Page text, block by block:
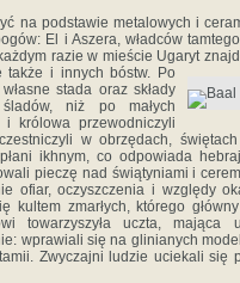
na podstawie metalowych i
El i Aszera, władców
razie w mieście Ugaryt
także i innych bóstw. Po
stada oraz składy
niż po małych
królowa przewodniczyli
w obrzędach,
ikhnym, co odpowiada
pieczę nad świątyniami i
ofiar, oczyszczenia i względy
kultem zmarłych, którego
towarzyszyła uczta, mająca
wprawiali się na glinianych
Zwyczajni ludzie uciekali się